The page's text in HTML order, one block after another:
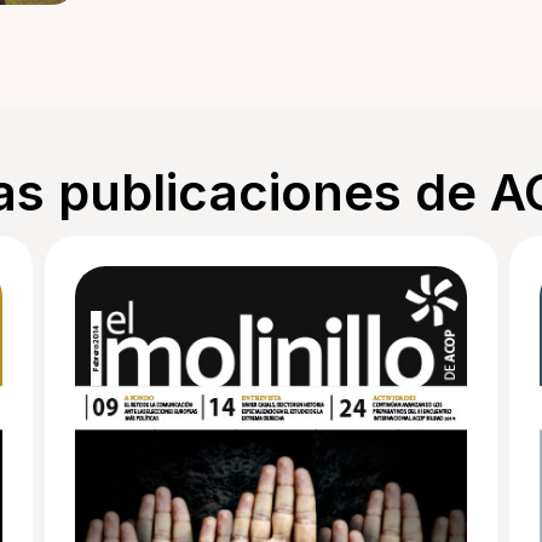
publicaciones de